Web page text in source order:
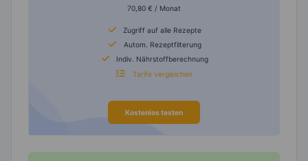
70,80 € / Monat
Zugriff auf alle Rezepte
Autom. Rezeptfilterung
Indiv. Nährstoffberechnung
Tarife vergleichen
Kostenlos testen